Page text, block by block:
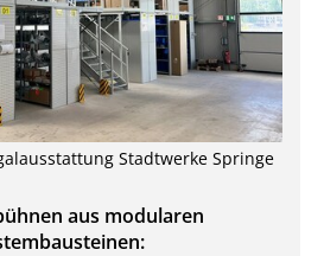
Stadtwerke Springe
aus modularen